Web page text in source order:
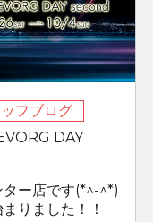
フブログ
DAY
ター店です(*^-^*)
りました！！